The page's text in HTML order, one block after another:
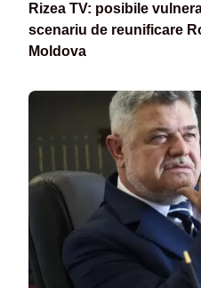
Rizea TV: posibile
scenariu de reunificare
Moldova